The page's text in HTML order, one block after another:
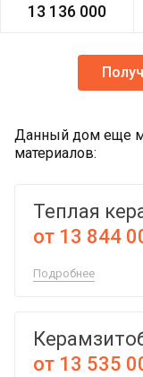
13 136 000
Данный дом еще
материалов:
Теплая
от 13 844
Подробнее
от 13 535